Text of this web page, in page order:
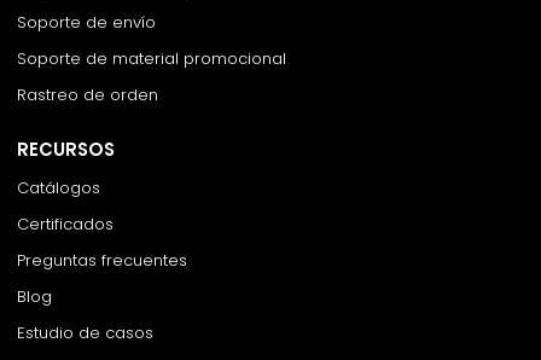
Soporte de envío
Soporte de material promocional
Rastreo de orden
RECURSOS
Catálogos
Certificados
Preguntas frecuentes
Blog
Estudio de casos